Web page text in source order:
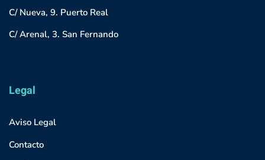
C/ Nueva, 9. Puerto Real
C/ Arenal, 3. San Fernando
Legal
Aviso Legal
Contacto